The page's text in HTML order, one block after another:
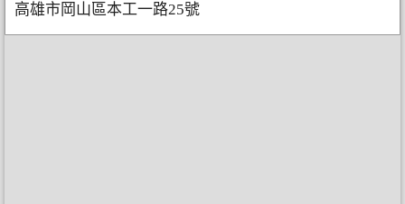
高雄市岡山區本工一路25號